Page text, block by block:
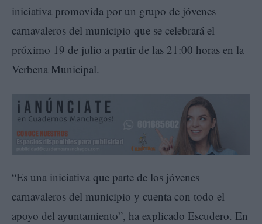
iniciativa promovida por un grupo de jóvenes
carnavaleros del municipio que se celebrará el
próximo 19 de julio a partir de las 21:00 horas en la
Verbena Municipal.
“Es una iniciativa que parte de los jóvenes
carnavaleros del municipio y cuenta con todo el
apoyo del ayuntamiento”, ha explicado Escudero. En